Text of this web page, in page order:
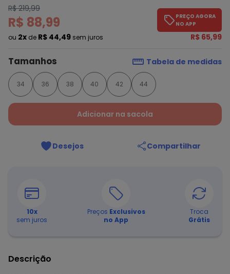
R$ 219,99
R$ 88,99
ou 2x de R$ 44,49 sem juros
PREÇO AGORA
NO APP
R$ 65,99
Tamanhos Tabela de medidas
34 36 38 40 42 44
Adicionar na sacola
Desejos Compartilhar
10x
sem juros
Preços Exclusivos
no App
Troca
Grátis
Descrição